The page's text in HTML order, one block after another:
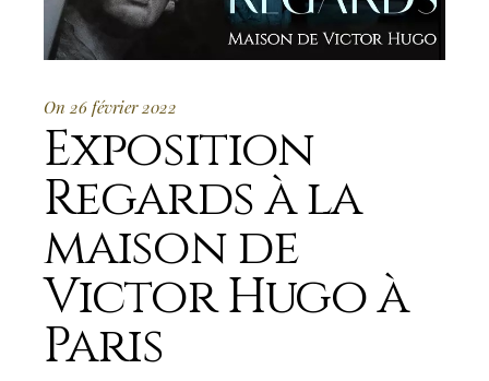
On 26 février 2022
Exposition
Regards à la
maison de
Victor Hugo à
Paris